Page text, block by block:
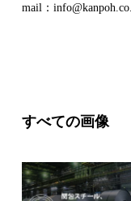
mail：
すべての画像